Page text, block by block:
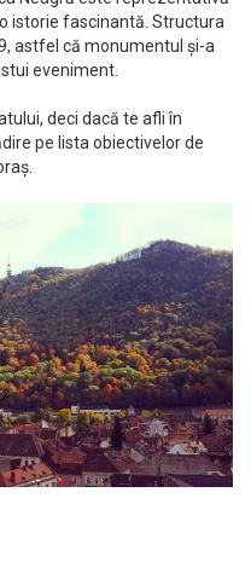
istorie fascinantă. Structura
astfel că monumentul și-a
eveniment.
deci dacă te afli în
pe lista obiectivelor de